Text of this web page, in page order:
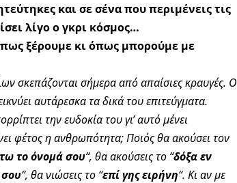
και σε σένα που περιμένεις τις
λίγο ο γκρι κόσμος…
ξέρουμε κι όπως μπορούμε με
σκεπάζονται σήμερα από απαίσιες κραυγές. Ο
αυτάρεσκα τα δικά του επιτεύγματα.
την ευδοκία του γι’ αυτό μένει
φέτος η ανθρωπότητα; Ποιός θα ακούσει τον
το όνομά σου“, θα ακούσεις το “δόξα εν
“, θα νιώσεις το “επί γης ειρήνη“. Κι αν με